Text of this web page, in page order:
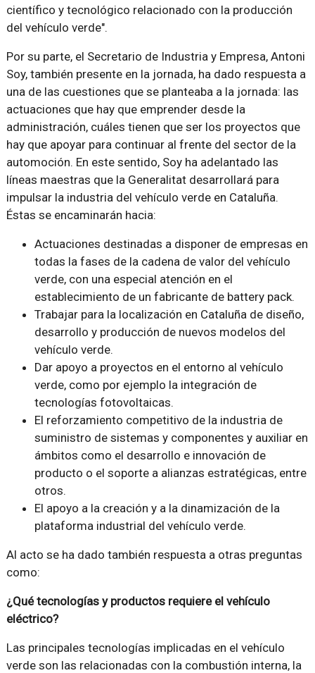
científico y tecnológico relacionado con la producción
del vehículo verde".
Por su parte, el Secretario de Industria y Empresa, Antoni
Soy, también presente en la jornada, ha dado respuesta a
una de las cuestiones que se planteaba a la jornada: las
actuaciones que hay que emprender desde la
administración, cuáles tienen que ser los proyectos que
hay que apoyar para continuar al frente del sector de la
automoción. En este sentido, Soy ha adelantado las
líneas maestras que la Generalitat desarrollará para
impulsar la industria del vehículo verde en Cataluña.
Éstas se encaminarán hacia:
Actuaciones destinadas a disponer de empresas en
todas la fases de la cadena de valor del vehículo
verde, con una especial atención en el
establecimiento de un fabricante de battery pack.
Trabajar para la localización en Cataluña de diseño,
desarrollo y producción de nuevos modelos del
vehículo verde.
Dar apoyo a proyectos en el entorno al vehículo
verde, como por ejemplo la integración de
tecnologías fotovoltaicas.
El reforzamiento competitivo de la industria de
suministro de sistemas y componentes y auxiliar en
ámbitos como el desarrollo e innovación de
producto o el soporte a alianzas estratégicas, entre
otros.
El apoyo a la creación y a la dinamización de la
plataforma industrial del vehículo verde.
Al acto se ha dado también respuesta a otras preguntas
como:
¿Qué tecnologías y productos requiere el vehículo
eléctrico?
Las principales tecnologías implicadas en el vehículo
verde son las relacionadas con la combustión interna, la